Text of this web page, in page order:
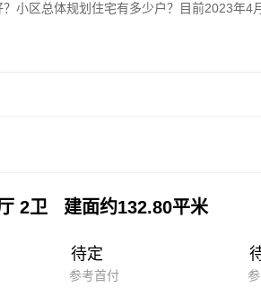
小区总体规划住宅有多少户？目前2023年4
2卫 建面约132.80平米
待定
参考首付